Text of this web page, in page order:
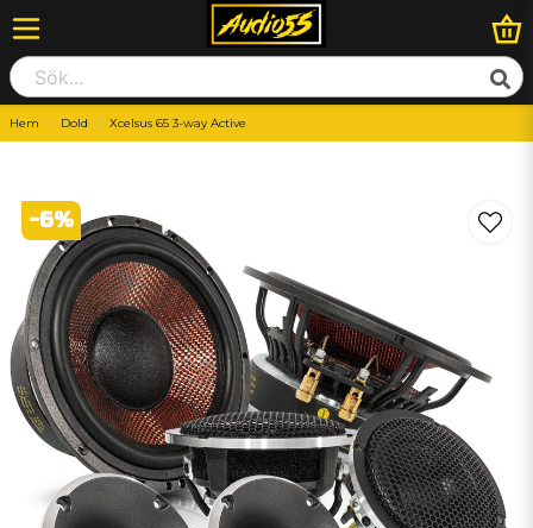
Hem Dold Xcelsus 65 3-way Active
-6%